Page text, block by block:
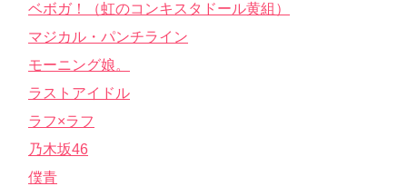
ベボガ！（虹のコンキスタドール黄組）
マジカル・パンチライン
モーニング娘。
ラストアイドル
ラフ×ラフ
乃木坂46
僕青